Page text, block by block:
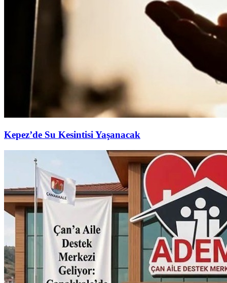
Kepez’de Su Kesintisi Yaşanacak